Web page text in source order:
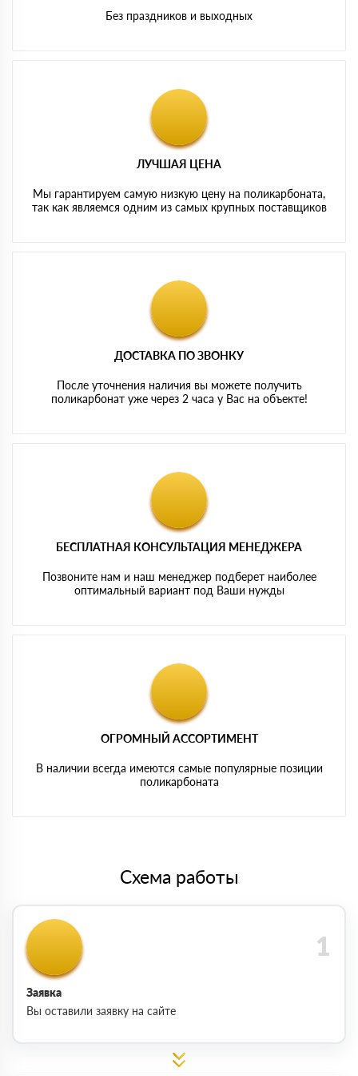
Без праздников и выходных
ЛУЧШАЯ ЦЕНА
Мы гарантируем самую низкую цену на поликарбоната,
так как являемся одним из самых крупных поставщиков
ДОСТАВКА ПО ЗВОНКУ
После уточнения наличия вы можете получить
поликарбонат уже через 2 часа у Вас на объекте!
БЕСПЛАТНАЯ КОНСУЛЬТАЦИЯ МЕНЕДЖЕРА
Позвоните нам и наш менеджер подберет наиболее
оптимальный вариант под Ваши нужды
ОГРОМНЫЙ АССОРТИМЕНТ
В наличии всегда имеются самые популярные позиции
поликарбоната
Схема работы
Заявка
Вы оставили заявку на сайте